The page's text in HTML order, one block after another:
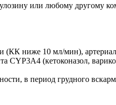
или любому другому
(КК ниже 10 мл/мин),
(кетоконазол,
в период грудного